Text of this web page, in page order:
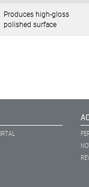
Produces high-gloss
polished surface